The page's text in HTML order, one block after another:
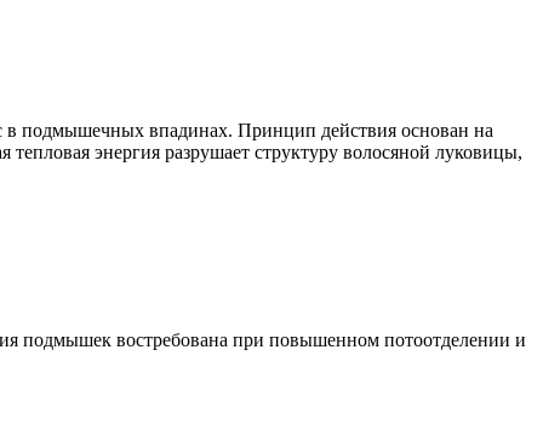
в подмышечных впадинах. Принцип действия основан на
энергия разрушает структуру волосяной луковицы,
подмышек востребована при повышенном потоотделении и